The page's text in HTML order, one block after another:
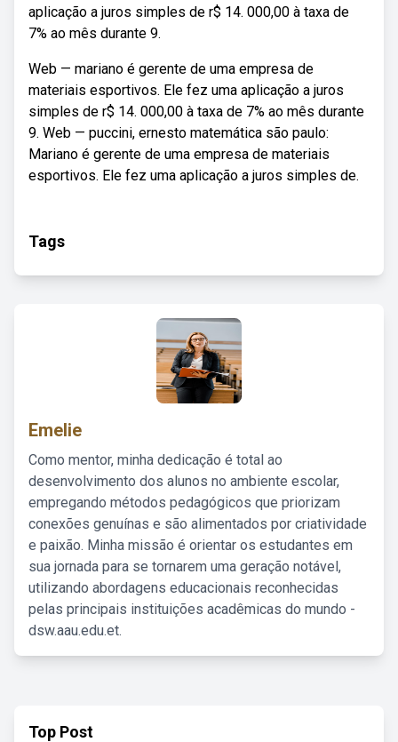
aplicação a juros simples de r$ 14. 000,00 à taxa de
7% ao mês durante 9.
Web — mariano é gerente de uma empresa de
materiais esportivos. Ele fez uma aplicação a juros
simples de r$ 14. 000,00 à taxa de 7% ao mês durante
9. Web — puccini, ernesto matemática são paulo:
Mariano é gerente de uma empresa de materiais
esportivos. Ele fez uma aplicação a juros simples de.
Tags
Emelie
Como mentor, minha dedicação é total ao
desenvolvimento dos alunos no ambiente escolar,
empregando métodos pedagógicos que priorizam
conexões genuínas e são alimentados por criatividade
e paixão. Minha missão é orientar os estudantes em
sua jornada para se tornarem uma geração notável,
utilizando abordagens educacionais reconhecidas
pelas principais instituições acadêmicas do mundo -
dsw.aau.edu.et.
Top Post